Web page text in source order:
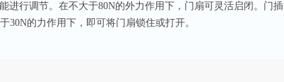
进行调节。在不大于80N的外力作用下，门扇可灵活启闭。门插
30N的力作用下，即可将门扇锁住或打开。